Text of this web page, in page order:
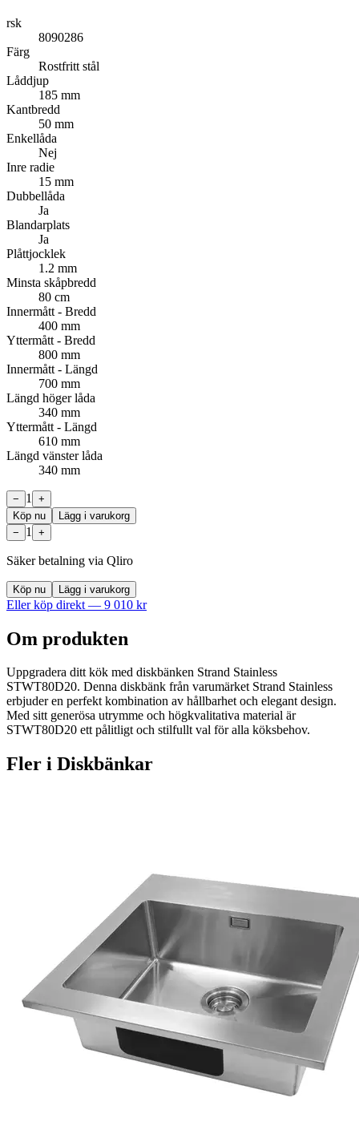
rsk
8090286
Färg
Rostfritt stål
Låddjup
185 mm
Kantbredd
50 mm
Enkellåda
Nej
Inre radie
15 mm
Dubbellåda
Ja
Blandarplats
Ja
Plåttjocklek
1.2 mm
Minsta skåpbredd
80 cm
Innermått - Bredd
400 mm
Yttermått - Bredd
800 mm
Innermått - Längd
700 mm
Längd höger låda
340 mm
Yttermått - Längd
610 mm
Längd vänster låda
340 mm
− 1
+
Köp nu
Lägg i varukorg
−
1 +
Säker betalning via Qliro
Köp nu Lägg i varukorg
Eller köp direkt — 9 010 kr
Om produkten
Uppgradera ditt kök med diskbänken Strand Stainless
STWT80D20. Denna diskbänk från varumärket Strand Stainless
erbjuder en perfekt kombination av hållbarhet och elegant design.
Med sitt generösa utrymme och högkvalitativa material är
STWT80D20 ett pålitligt och stilfullt val för alla köksbehov.
Fler i Diskbänkar